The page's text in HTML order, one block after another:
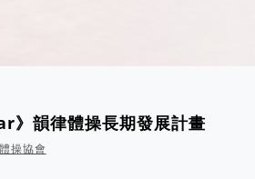
》韻律體操長期發展計畫
操協會